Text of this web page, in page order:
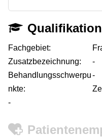
Qualifikation
Fachgebiet:
Zusatzbezeichnung:
-
Behandlungsschwerpu
nkte:
-
-